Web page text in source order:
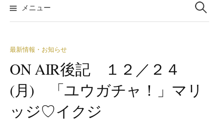
メニュー 索:
最新情報・お知らせ
ON AIR後記 １２／２４
(月) 「ユウガチャ！」マリ
ッジ♡イクジ